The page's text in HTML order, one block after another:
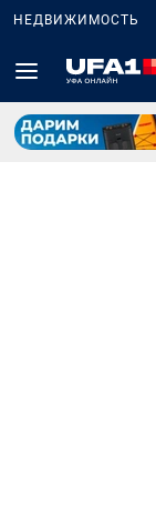
НЕДВИЖИМОСТЬ